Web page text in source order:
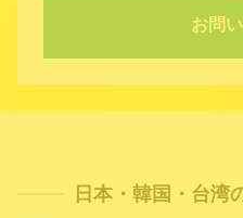
お問
日本・韓国・台湾